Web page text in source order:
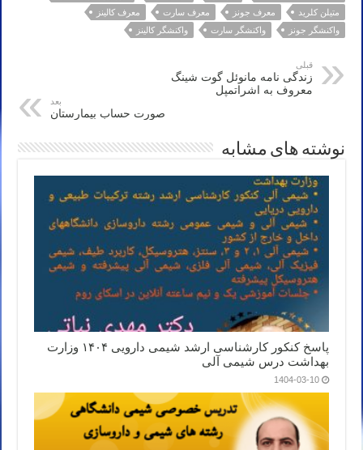
متیلن کلرید
معرف جونز معرف سارت
معرف کالینز
واکنشگر جونز
واکنشگر سارت واکنشگر کالینز
قبلی
زندگی نامه مانوئل گوت شینگ
معروف به اشراتمپل
بعد
صورت حساب بیمارستان
نوشته های مشابه
پاسخ کنکور کارشناسی ارشد شیمی دارویی ۱۴۰۴ وزارت
بهداشت درس شیمی آلی
1404-03-10